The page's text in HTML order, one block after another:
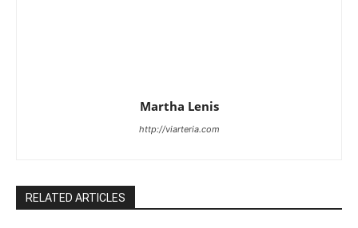
Martha Lenis
http://viarteria.com
RELATED ARTICLES